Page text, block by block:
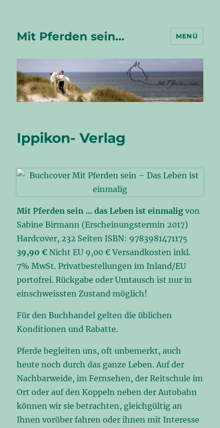
Mit Pferden sein… MENÜ
Ippikon- Verlag
Mit Pferden sein … das Leben ist einmaligvon
Sabine Birmann (Erscheinungstermin 2017)
Hardcover, 232 Seiten ISBN: 9783981471175
39,90 € Nicht EU 9,00 € Versandkosten inkl.
7% MwSt. Privatbestellungen im Inland/EU
portofrei. Rückgabe oder Umtausch ist nur in
einschweissten Zustand möglich!
Für den Buchhandel gelten die üblichen
Konditionen und Rabatte.
Pferde begleiten uns, oft unbemerkt, auch
heute noch durch das ganze Leben. Auf der
Nachbarweide, im Fernsehen, der Reitschule im
Ort oder auf den Koppeln neben der Autobahn
können wir sie betrachten, gleichgültig an
Ihnen vorüber fahren oder ihnen mit Interesse